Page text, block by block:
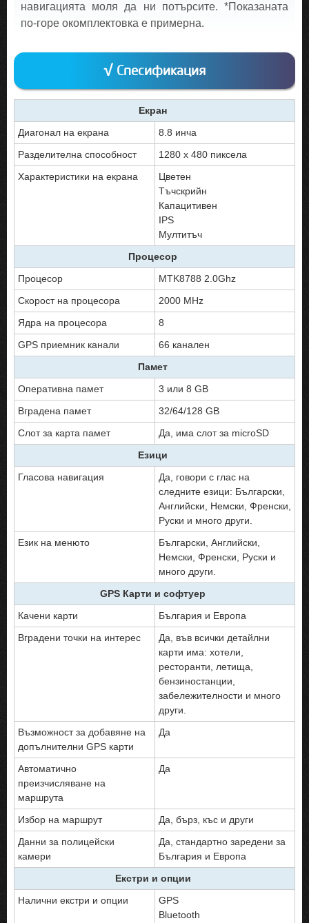
навигацията моля да ни потърсите. *Показаната
по-горе окомплектовка е примерна.
√ Спесификация
Екран
Диагонал на екрана
8.8 инча
Разделителна способност
1280 x 480 пиксела
Характеристики на екрана
Цветен
Тъчскрийн
Капацитивен
IPS
Мултитъч
Процесор
Процесор
MTK8788 2.0Ghz
Скорост на процесора
2000 MHz
Ядра на процесора
8
GPS приемник канали
66 канален
Памет
Оперативна памет
3 или 8 GB
Вградена памет
32/64/128 GB
Слот за карта памет
Да, има слот за microSD
Езици
Гласова навигация
Да, говори с глас на
следните езици: Български,
Английски, Немски, Френски,
Руски и много други.
Език на менюто
Български, Английски,
Немски, Френски, Руски и
много други.
GPS Карти и софтуер
Качени карти
България и Европа
Вградени точки на интерес
Да, във всички детайлни
карти има: хотели,
ресторанти, летища,
бензиностанции,
забележителности и много
други.
Възможност за добавяне на
допълнителни GPS карти
Да
Автоматично
преизчисляване на
маршрута
Да
Избор на маршрут
Да, бърз, къс и други
Данни за полицейски
камери
Да, стандартно заредени за
България и Европа
Екстри и опции
Налични екстри и oпции
GPS
Bluetooth